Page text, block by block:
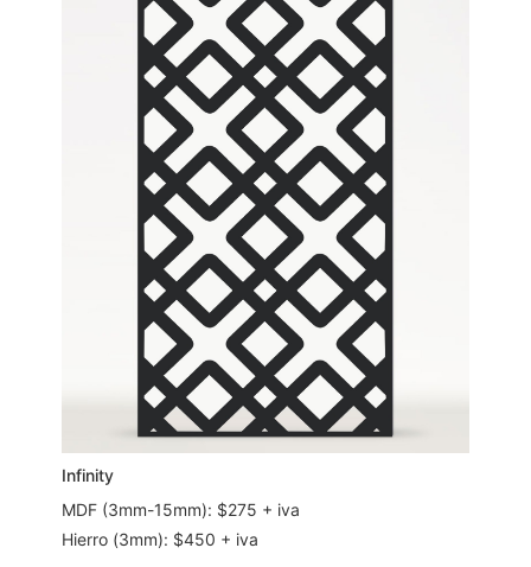
Infinity
MDF (3mm-15mm): $275 + iva
Hierro (3mm): $450 + iva